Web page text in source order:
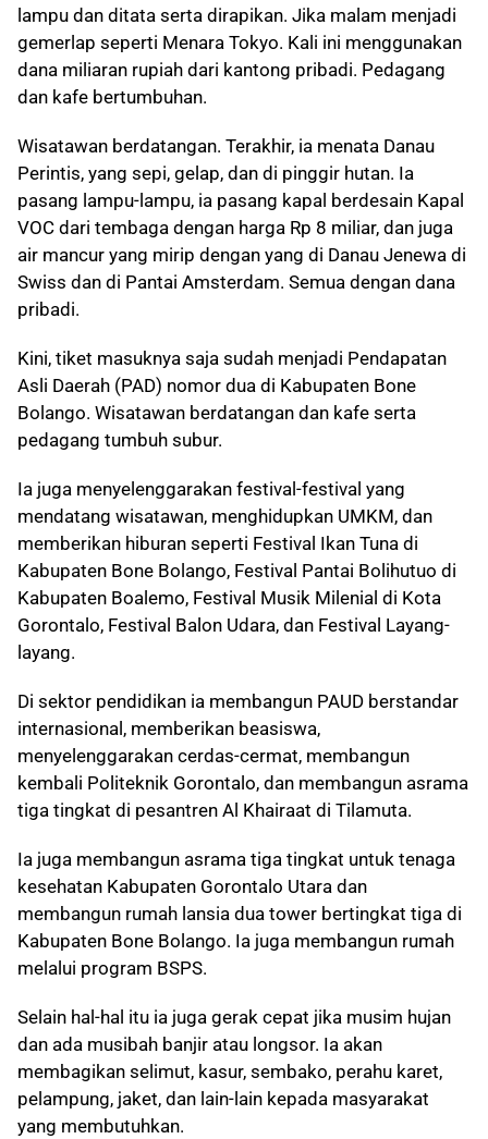
lampu dan ditata serta dirapikan. Jika malam menjadi
gemerlap seperti Menara Tokyo. Kali ini menggunakan
dana miliaran rupiah dari kantong pribadi. Pedagang
dan kafe bertumbuhan.
Wisatawan berdatangan. Terakhir, ia menata Danau
Perintis, yang sepi, gelap, dan di pinggir hutan. Ia
pasang lampu-lampu, ia pasang kapal berdesain Kapal
VOC dari tembaga dengan harga Rp 8 miliar, dan juga
air mancur yang mirip dengan yang di Danau Jenewa di
Swiss dan di Pantai Amsterdam. Semua dengan dana
pribadi.
Kini, tiket masuknya saja sudah menjadi Pendapatan
Asli Daerah (PAD) nomor dua di Kabupaten Bone
Bolango. Wisatawan berdatangan dan kafe serta
pedagang tumbuh subur.
Ia juga menyelenggarakan festival-festival yang
mendatang wisatawan, menghidupkan UMKM, dan
memberikan hiburan seperti Festival Ikan Tuna di
Kabupaten Bone Bolango, Festival Pantai Bolihutuo di
Kabupaten Boalemo, Festival Musik Milenial di Kota
Gorontalo, Festival Balon Udara, dan Festival Layang-
layang.
Di sektor pendidikan ia membangun PAUD berstandar
internasional, memberikan beasiswa,
menyelenggarakan cerdas-cermat, membangun
kembali Politeknik Gorontalo, dan membangun asrama
tiga tingkat di pesantren Al Khairaat di Tilamuta.
Ia juga membangun asrama tiga tingkat untuk tenaga
kesehatan Kabupaten Gorontalo Utara dan
membangun rumah lansia dua tower bertingkat tiga di
Kabupaten Bone Bolango. Ia juga membangun rumah
melalui program BSPS.
Selain hal-hal itu ia juga gerak cepat jika musim hujan
dan ada musibah banjir atau longsor. Ia akan
membagikan selimut, kasur, sembako, perahu karet,
pelampung, jaket, dan lain-lain kepada masyarakat
yang membutuhkan.